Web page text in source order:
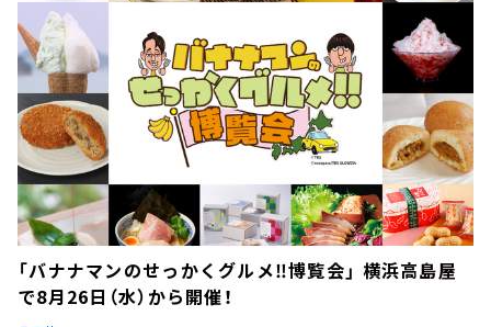
「バナナマンのせっかくグルメ‼博覧会」 横浜高島屋
で8月26日（水）から開催！